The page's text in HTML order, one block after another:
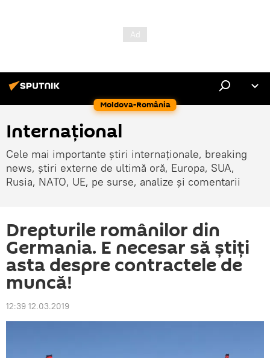
Moldova-România
Internaţional
Cele mai importante știri internaționale, breaking
news, știri externe de ultimă oră, Europa, SUA,
Rusia, NATO, UE, pe surse, analize și comentarii
Drepturile românilor din
Germania. E necesar să ştiţi
asta despre contractele de
muncă!
12:39 12.03.2019